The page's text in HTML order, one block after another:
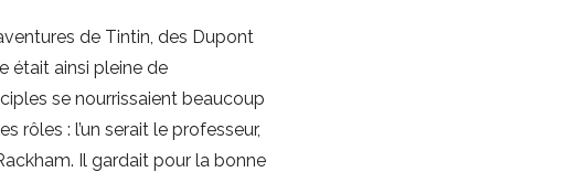
de Tintin, des Dupont
était ainsi pleine de
se nourrissaient beaucoup
rôles : l’un serait le professeur,
Il gardait pour la bonne